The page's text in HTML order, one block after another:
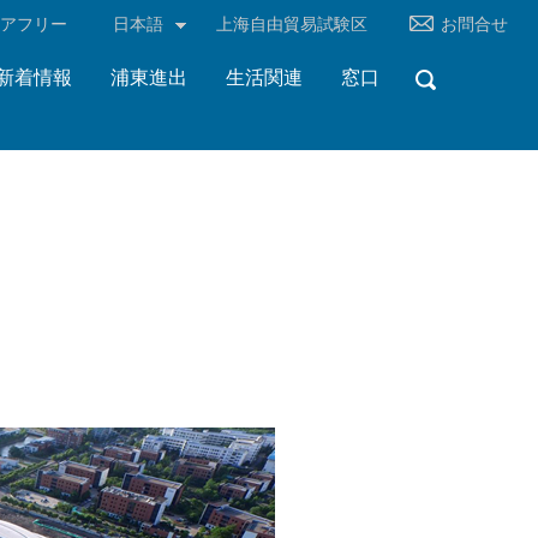
フリー 日本語 上海自由貿易試験区 お問合せ
着情報 浦東進出 生活関連 窓口